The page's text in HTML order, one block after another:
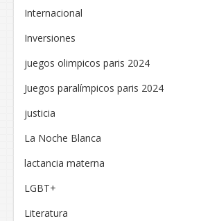
Internacional
Inversiones
juegos olimpicos paris 2024
Juegos paralímpicos paris 2024
justicia
La Noche Blanca
lactancia materna
LGBT+
Literatura